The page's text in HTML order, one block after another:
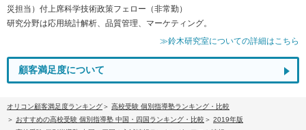
災担当）付上席科学技術政策フェロー（非常勤）
研究分野は応用統計解析、品質管理、マーケティング。
≫鈴木研究室についての詳細はこちら
顧客満足度について
オリコン顧客満足度ランキング
高校受験 個別指導塾ランキング・比較
おすすめの高校受験 個別指導塾 中国・四国ランキング・比較
2019年版